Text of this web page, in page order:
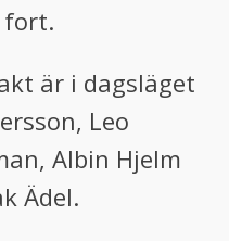
fort.
är i dagsläget
Leo
Albin Hjelm
Ädel.